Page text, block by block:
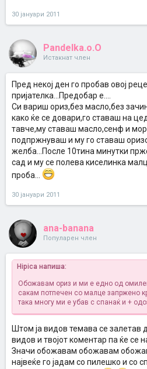
30 јануари 2011
Pandelka.o.O
Истакнат член
Пред некој ден го пробав овој
пријателка...Предобар е....
Си вариш ориз,без масло,без
како ќе се довари,го ставаш на
тавче,му ставаш масло,сенф и
подпржнуваш и му го ставаш
желба...После 10тина минутки
сад и му се полева киселинка
проба...
30 јануари 2011
ana-banana
Популарен член
Hipica напиша:
Обожавам ориз и ми е едно од
сакам потпечен со малце запржено
така многу ми е убав с спанаќ и +
Штом ја видов темава се залетав
видов и твојот коментар па ќе се
Значи обожавам обожавам
највеќе го јадам со пилешко и со